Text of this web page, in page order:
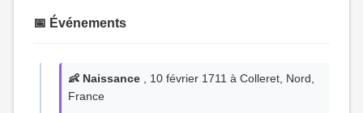
📅 Événements
👶 Naissance , 10 février 1711 à Colleret, Nord,
France